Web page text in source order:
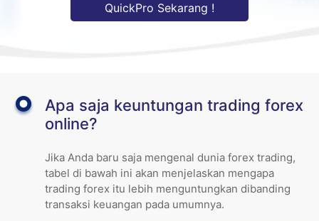
QuickPro Sekarang !
Apa saja keuntungan trading forex
online?
Jika Anda baru saja mengenal dunia forex trading,
tabel di bawah ini akan menjelaskan mengapa
trading forex itu lebih menguntungkan dibanding
transaksi keuangan pada umumnya.